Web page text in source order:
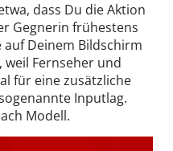
dass Du die Aktion
Gegnerin frühestens
Deinem Bildschirm
weil Fernseher und
für eine zusätzliche
Inputlag.
Modell.